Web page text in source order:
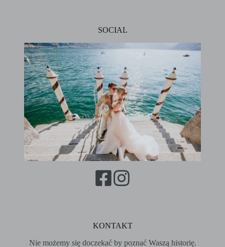
SOCIAL
KONTAKT
Nie możemy się doczekać by poznać Waszą historię.